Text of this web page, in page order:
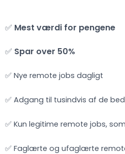
✅ Mest værdi for pengene
✅ Spar over 50%
✅ Nye remote jobs dagligt
✅ Adgang til tusindvis af de
✅ Kun legitime remote jobs,
✅ Faglærte og ufaglærte